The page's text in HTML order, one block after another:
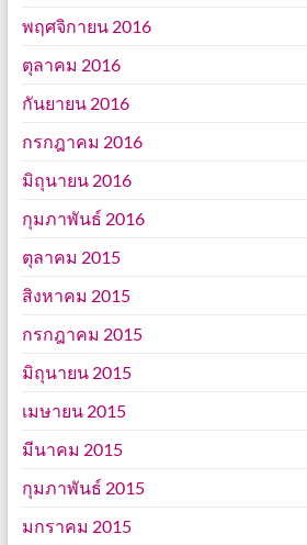
พฤศจิกายน 2016
ตุลาคม 2016
กันยายน 2016
กรกฎาคม 2016
มิถุนายน 2016
กุมภาพันธ์ 2016
ตุลาคม 2015
สิงหาคม 2015
กรกฎาคม 2015
มิถุนายน 2015
เมษายน 2015
มีนาคม 2015
กุมภาพันธ์ 2015
มกราคม 2015